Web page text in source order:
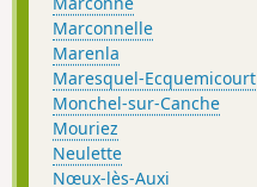
Marconnelle
Marenla
Maresquel-Ecquemicourt
Monchel-sur-Canche
Mouriez
Neulette
Nœux-lès-Auxi